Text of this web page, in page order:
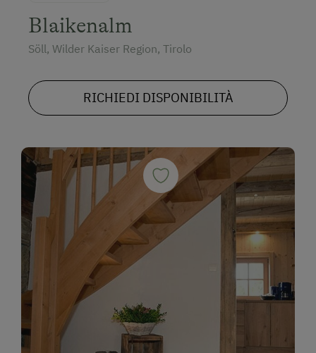
Blaikenalm
Söll, Wilder Kaiser Region, Tirolo
RICHIEDI DISPONIBILITÀ